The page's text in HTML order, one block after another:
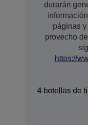
durarán
páginas
provecho
https://
4 botellas de